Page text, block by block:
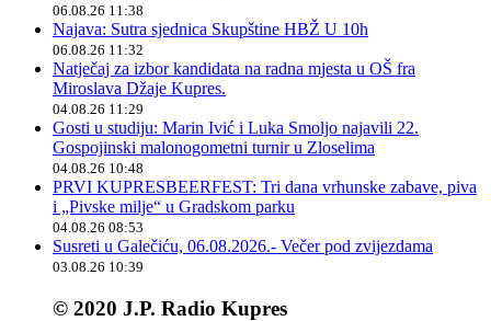
06.08.26 11:38
Najava: Sutra sjednica Skupštine HBŽ U 10h
06.08.26 11:32
Natječaj za izbor kandidata na radna mjesta u OŠ fra
Miroslava Džaje Kupres.
04.08.26 11:29
Gosti u studiju: Marin Ivić i Luka Smoljo najavili 22.
Gospojinski malonogometni turnir u Zloselima
04.08.26 10:48
PRVI KUPRESBEERFEST: Tri dana vrhunske zabave, piva
i „Pivske milje“ u Gradskom parku
04.08.26 08:53
Susreti u Galečiću, 06.08.2026.- Večer pod zvijezdama
03.08.26 10:39
© 2020 J.P. Radio Kupres